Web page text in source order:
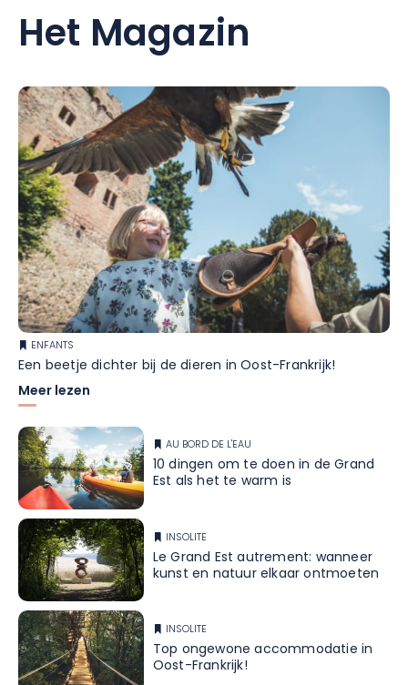
Het Magazin
ENFANTS
Een beetje dichter bij de dieren in Oost-Frankrijk!
Meer lezen
AU BORD DE L'EAU
10 dingen om te doen in de Grand
Est als het te warm is
INSOLITE
Le Grand Est autrement: wanneer
kunst en natuur elkaar ontmoeten
INSOLITE
Top ongewone accommodatie in
Oost-Frankrijk!